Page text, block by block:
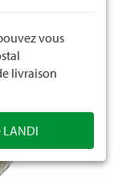
vous
livraison